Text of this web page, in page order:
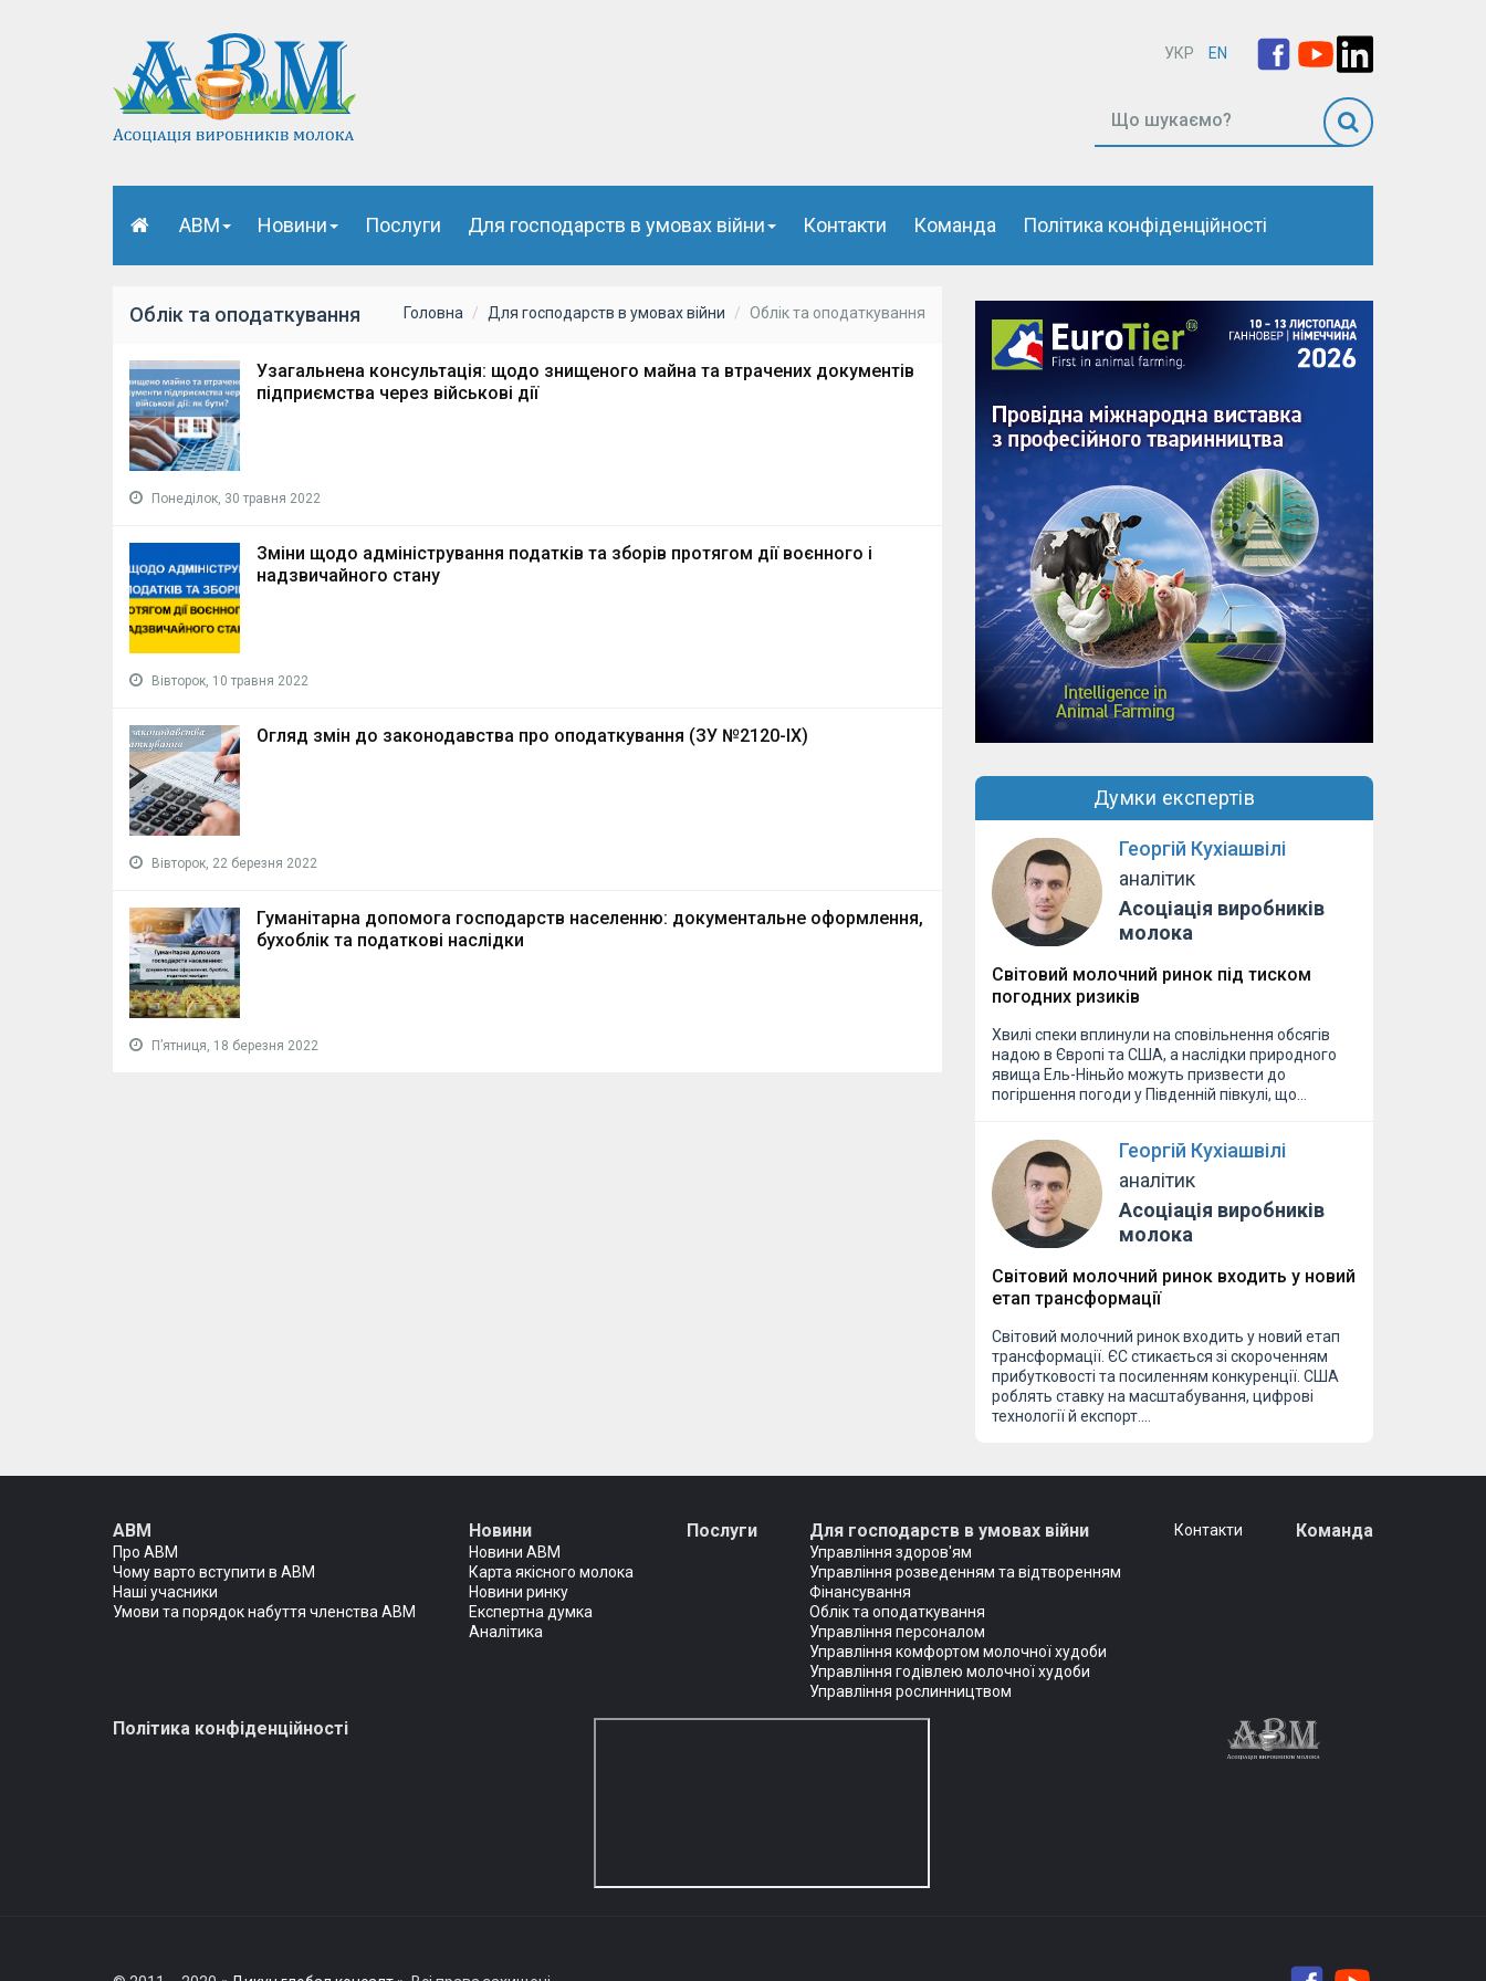
УКР EN
АВМ Новини Послуги Для господарств в умовах війни Контакти Команда Політика конфіденційності
Думки експертів
Георгій Кухіашвілі
аналітик
Асоціація виробників
молока
Світовий молочний ринок під тиском
погодних ризиків
Хвилі спеки вплинули на сповільнення обсягів
надою в Європі та США, а наслідки природного
явища Ель-Ніньйо можуть призвести до
погіршення погоди у Південній півкулі, що…
Георгій Кухіашвілі
аналітик
Асоціація виробників
молока
Світовий молочний ринок входить у новий
етап трансформації
Світовий молочний ринок входить у новий етап
трансформації. ЄС стикається зі скороченням
прибутковості та посиленням конкуренції. США
роблять ставку на масштабування, цифрові
технології й експорт.…
Облік та оподаткування Головна Для господарств в умовах війни Облік та оподаткування
Узагальнена консультація: щодо знищеного майна та втрачених документів
підприємства через військові дії
Понеділок, 30 травня 2022
Зміни щодо адміністрування податків та зборів протягом дії воєнного і
надзвичайного стану
Вівторок, 10 травня 2022
Огляд змін до законодавства про оподаткування (ЗУ №2120-ІХ)
Вівторок, 22 березня 2022
Гуманітарна допомога господарств населенню: документальне оформлення,
бухоблік та податкові наслідки
Пʼятниця, 18 березня 2022
АВМ
Про АВМ
Чому варто вступити в АВМ
Наші учасники
Умови та порядок набуття членства АВМ
Новини
Новини АВМ
Карта якісного молока
Новини ринку
Експертна думка
Аналітика
Послуги Для господарств в умовах війни
Управління здоров'ям
Управління розведенням та відтворенням
Фінансування
Облік та оподаткування
Управління персоналом
Управління комфортом молочної худоби
Управління годівлею молочної худоби
Управління рослинництвом
Контакти Команда
Політика конфіденційності